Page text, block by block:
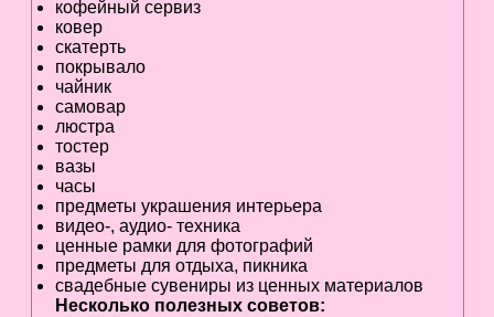
кофейный сервиз
ковер
скатерть
покрывало
чайник
самовар
люстра
тостер
вазы
часы
предметы украшения интерьера
видео-, аудио- техника
ценные рамки для фотографий
предметы для отдыха, пикника
свадебные сувениры из ценных материалов
Несколько полезных советов: